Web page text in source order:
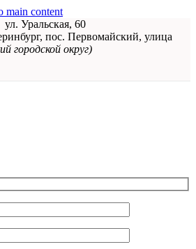
main content
ул. Уральская, 60
пос. Первомайский, улица
городской округ)